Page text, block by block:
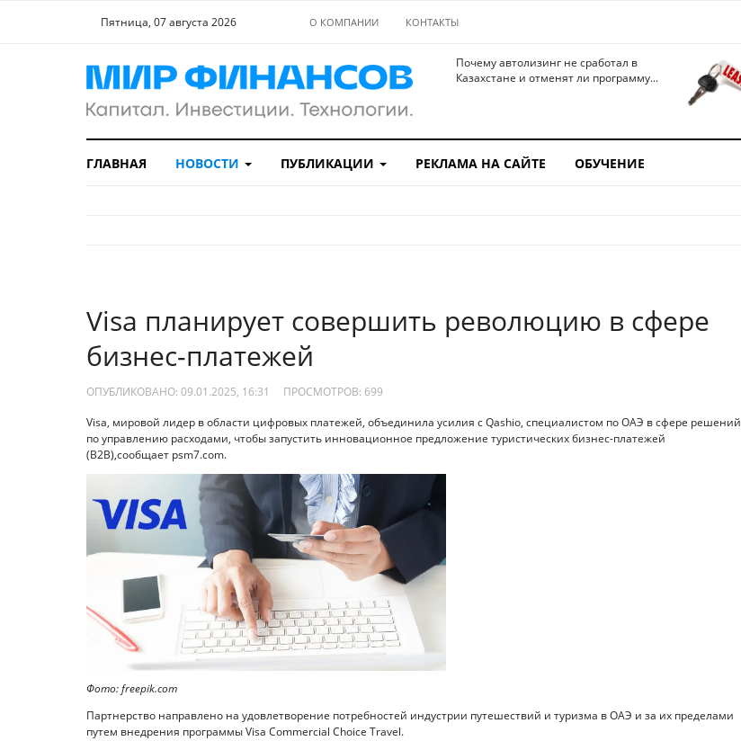
Пятница, 07 августа 2026 О КОМПАНИИ КОНТАКТЫ
Почему автолизинг не сработал в
Казахстане и отменят ли программу...
ГЛАВНАЯ НОВОСТИ ПУБЛИКАЦИИ РЕКЛАМА НА САЙТЕ ОБУЧЕНИЕ
Visa планирует совершить революцию в сфере
бизнес-платежей
ОПУБЛИКОВАНО: 09.01.2025, 16:31 ПРОСМОТРОВ: 699
Visa, мировой лидер в области цифровых платежей, объединила усилия с Qashio, специалистом по ОАЭ в сфере решений
по управлению расходами, чтобы запустить инновационное предложение туристических бизнес-платежей
(B2B),сообщает psm7.com.
Фото: freepik.com
Партнерство направлено на удовлетворение потребностей индустрии путешествий и туризма в ОАЭ и за их пределами
путем внедрения программы Visa Commercial Choice Travel.